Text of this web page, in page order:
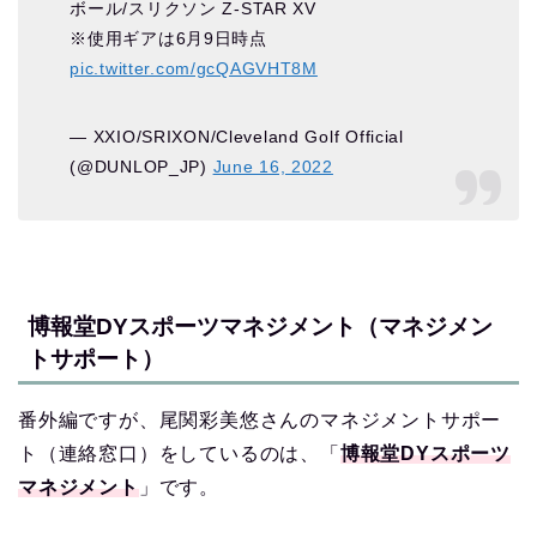
ボール/スリクソン Z-STAR XV
※使用ギアは6月9日時点
pic.twitter.com/gcQAGVHT8M
— XXIO/SRIXON/Cleveland Golf Official
(@DUNLOP_JP) June 16, 2022
博報堂DYスポーツマネジメント（マネジメン
トサポート）
番外編ですが、尾関彩美悠さんのマネジメントサポー
ト（連絡窓口）をしているのは、「 博報堂DYスポーツ
マネジメント」です。